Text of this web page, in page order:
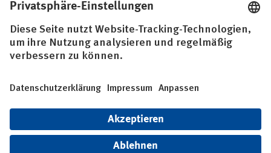
Netzwerken
Impressum
Datenschutz
Erklärung zur Barrierefreiheit
© BG Kliniken – Klinikverbund der gesetzlichen